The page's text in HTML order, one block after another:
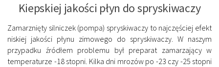
Kiepskiej jakości płyn do spryskiwaczy
Zamarznięty silniczek (pompa) spryskiwaczy to najczęściej efekt
niskiej jakości płynu zimowego do spryskiwaczy. W naszym
przypadku źródłem problemu był preparat zamarzający w
temperaturze -18 stopni. Kilka dni mrozów po -23 czy -25 stopni